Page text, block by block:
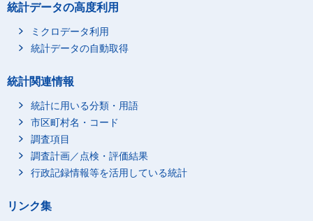
統計データの高度利用
ミクロデータ利用
統計データの自動取得
統計関連情報
統計に用いる分類・用語
市区町村名・コード
調査項目
調査計画／点検・評価結果
行政記録情報等を活用している統計
リンク集